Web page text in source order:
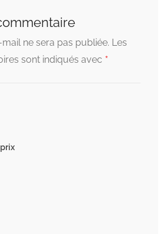
ne sera pas publiée. Les
sont indiqués avec *